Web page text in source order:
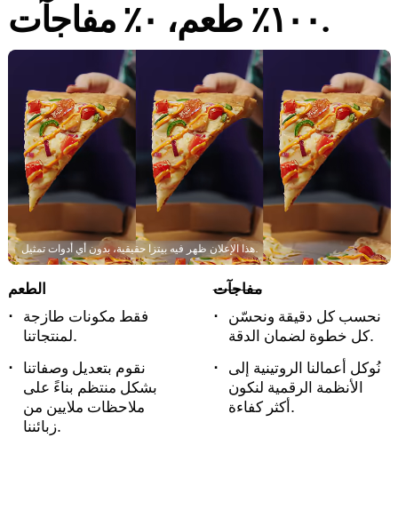
١٠٠٪ طعم، ٠٪ مفاجآت.
هذا الإعلان ظهر فيه بيتزا حقيقية، بدون أي أدوات تمثيل.
الطعم
فقط مكونات طازجة
لمنتجاتنا.
نقوم بتعديل وصفاتنا
بشكل منتظم بناءً على
ملاحظات ملايين من
زبائننا.
مفاجآت
نحسب كل دقيقة ونحسّن
كل خطوة لضمان الدقة.
نُوكل أعمالنا الروتينية إلى
الأنظمة الرقمية لنكون
أكثر كفاءة.